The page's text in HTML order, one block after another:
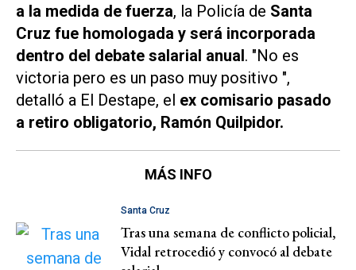
a la medida de fuerza, la Policía de Santa
Cruz fue homologada y será incorporada
dentro del debate salarial anual . "No es
victoria pero es un paso muy positivo ",
detalló a El Destape, el ex comisario pasado
a retiro obligatorio, Ramón Quilpidor.
MÁS INFO
Santa Cruz
Tras una semana de conflicto policial,
Vidal retrocedió y convocó al debate